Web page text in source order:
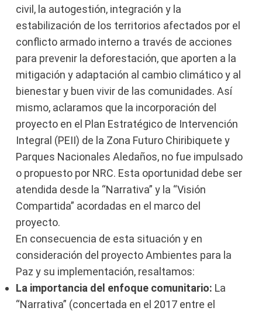
civil, la autogestión, integración y la
estabilización de los territorios afectados por el
conflicto armado interno a través de acciones
para prevenir la deforestación, que aporten a la
mitigación y adaptación al cambio climático y al
bienestar y buen vivir de las comunidades. Así
mismo, aclaramos que la incorporación del
proyecto en el Plan Estratégico de Intervención
Integral (PEII) de la Zona Futuro Chiribiquete y
Parques Nacionales Aledaños, no fue impulsado
o propuesto por NRC. Esta oportunidad debe ser
atendida desde la “Narrativa” y la “Visión
Compartida” acordadas en el marco del
proyecto.
En consecuencia de esta situación y en
consideración del proyecto Ambientes para la
Paz y su implementación, resaltamos:
La importancia del enfoque comunitario: La
“Narrativa” (concertada en el 2017 entre el